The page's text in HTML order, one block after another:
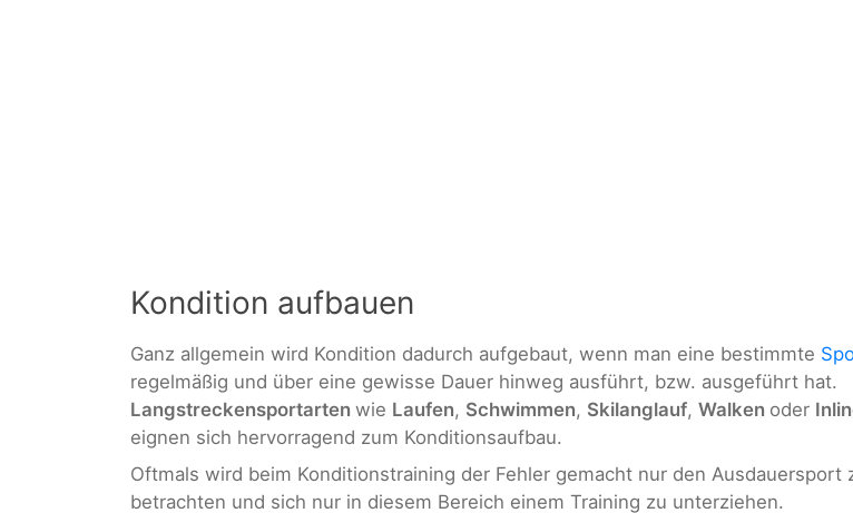
Kondition aufbauen
Ganz allgemein wird Kondition dadurch aufgebaut, wenn man eine bestimmte
regelmäßig und über eine gewisse Dauer hinweg ausführt, bzw. ausgeführt hat.
Langstreckensportarten wie Laufen, Schwimmen, Skilanglauf, Walken oder
eignen sich hervorragend zum Konditionsaufbau.
Oftmals wird beim Konditionstraining der Fehler gemacht nur den Ausdauersport
betrachten und sich nur in diesem Bereich einem Training zu unterziehen.